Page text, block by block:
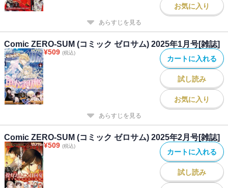
お気に入り
あらすじを見る
Comic ZERO-SUM (コミック ゼロサム) 2025年1月号[雑誌]
¥509 (税込)
カートに入れる
試し読み
お気に入り
あらすじを見る
Comic ZERO-SUM (コミック ゼロサム) 2025年2月号[雑誌]
¥509 (税込)
カートに入れる
試し読み